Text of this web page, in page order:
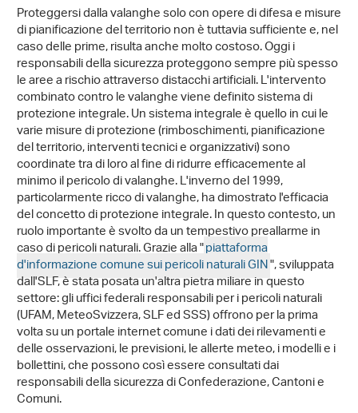
Proteggersi dalla valanghe solo con opere di difesa e misure
di pianificazione del territorio non è tuttavia sufficiente e, nel
caso delle prime, risulta anche molto costoso. Oggi i
responsabili della sicurezza proteggono sempre più spesso
le aree a rischio attraverso distacchi artificiali. L'intervento
combinato contro le valanghe viene definito sistema di
protezione integrale. Un sistema integrale è quello in cui le
varie misure di protezione (rimboschimenti, pianificazione
del territorio, interventi tecnici e organizzativi) sono
coordinate tra di loro al fine di ridurre efficacemente al
minimo il pericolo di valanghe. L'inverno del 1999,
particolarmente ricco di valanghe, ha dimostrato l'efficacia
del concetto di protezione integrale. In questo contesto, un
ruolo importante è svolto da un tempestivo preallarme in
caso di pericoli naturali. Grazie alla "piattaforma
d'informazione comune sui pericoli naturali GIN", sviluppata
dall'SLF, è stata posata un'altra pietra miliare in questo
settore: gli uffici federali responsabili per i pericoli naturali
(UFAM, MeteoSvizzera, SLF ed SSS) offrono per la prima
volta su un portale internet comune i dati dei rilevamenti e
delle osservazioni, le previsioni, le allerte meteo, i modelli e i
bollettini, che possono così essere consultati dai
responsabili della sicurezza di Confederazione, Cantoni e
Comuni.